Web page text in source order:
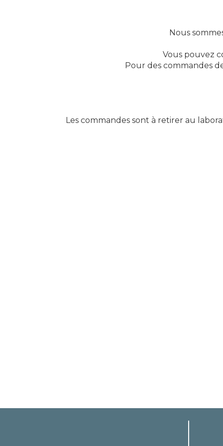
Nous
Vous pouvez
Pour des commandes
Les commandes sont à retirer au